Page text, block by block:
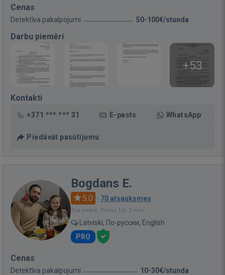
Cenas
Detektīva pakalpojumi 50-100€/stunda
Darbu piemēri
+53
Kontakti
+371 *** *** 31 E-pasts WhatsApp
Piedāvāt pasūtījumu
Bogdans E.
5.0 · 70 atsauksmes
Bija vietnē: Pirms 1st. 2 min.
Latviski, По-русски, English
PRO
Cenas
Detektīva pakalpojumi 10-30€/stunda